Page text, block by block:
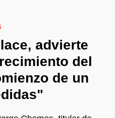
advierte
del
de un